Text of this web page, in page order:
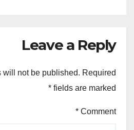
Leave a Reply
will not be published. Required
fields are marked
*
Comment
*